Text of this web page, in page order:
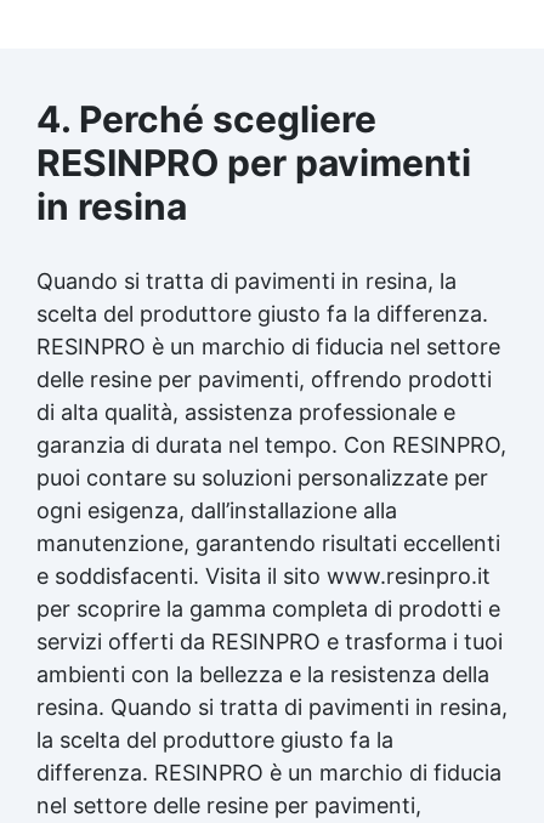
4. Perché scegliere
RESINPRO per pavimenti
in resina
Quando si tratta di pavimenti in resina, la
scelta del produttore giusto fa la differenza.
RESINPRO è un marchio di fiducia nel settore
delle resine per pavimenti, offrendo prodotti
di alta qualità, assistenza professionale e
garanzia di durata nel tempo. Con RESINPRO,
puoi contare su soluzioni personalizzate per
ogni esigenza, dall’installazione alla
manutenzione, garantendo risultati eccellenti
e soddisfacenti. Visita il sito www.resinpro.it
per scoprire la gamma completa di prodotti e
servizi offerti da RESINPRO e trasforma i tuoi
ambienti con la bellezza e la resistenza della
resina. Quando si tratta di pavimenti in resina,
la scelta del produttore giusto fa la
differenza. RESINPRO è un marchio di fiducia
nel settore delle resine per pavimenti,